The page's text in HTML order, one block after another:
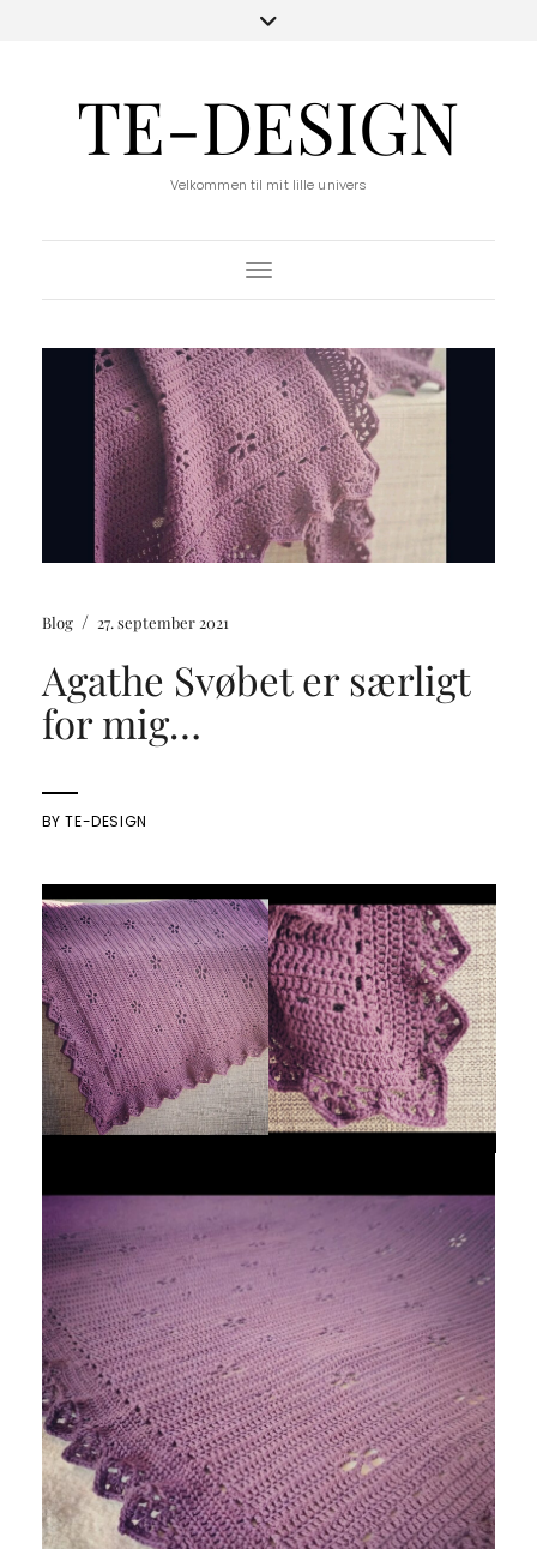
TE-DESIGN
Velkommen til mit lille univers
Toggle Navigation
Blog / 27. september 2021
Agathe Svøbet er særligt
for mig…
BYTE-DESIGN